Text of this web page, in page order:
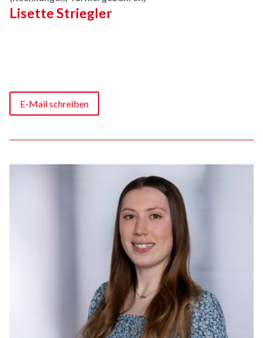
Lisette Striegler
E-Mail schreiben